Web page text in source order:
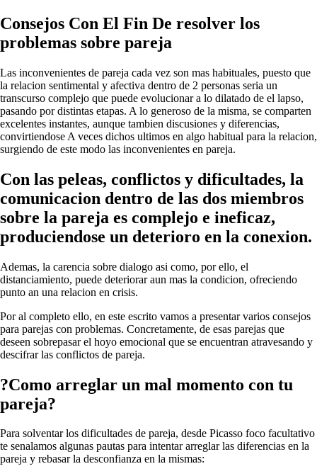
Consejos Con El Fin De resolver los
problemas sobre pareja
Las inconvenientes de pareja cada vez son mas habituales, puesto que
la relacion sentimental y afectiva dentro de 2 personas seri­a un
transcurso complejo que puede evolucionar a lo dilatado de el lapso,
pasando por distintas etapas. A lo generoso de la misma, se comparten
excelentes instantes, aunque tambien discusiones y diferencias,
convirtiendose A veces dichos ultimos en algo habitual para la relacion,
surgiendo de este modo las inconvenientes en pareja.
Con las peleas, conflictos y dificultades, la
comunicacion dentro de las dos miembros
sobre la pareja es complejo e ineficaz,
produciendose un deterioro en la conexion.
Ademas, la carencia sobre dialogo asi­ como, por ello, el
distanciamiento, puede deteriorar aun mas la condicion, ofreciendo
punto an una relacion en crisis.
Por al completo ello, en este escrito vamos a presentar varios consejos
para parejas con problemas. Concretamente, de esas parejas que
deseen sobrepasar el hoyo emocional que se encuentran atravesando y
descifrar las conflictos de pareja.
?Como arreglar un mal momento con tu
pareja?
Para solventar los dificultades de pareja, desde Picasso foco facultativo
te senalamos algunas pautas para intentar arreglar las diferencias en la
pareja y rebasar la desconfianza en la mismas: